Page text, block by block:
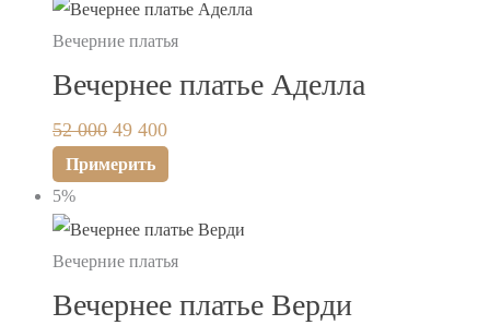
Вечерние платья
Вечернее платье Аделла
52 000 49 400
Примерить
5%
Вечерние платья
Вечернее платье Верди